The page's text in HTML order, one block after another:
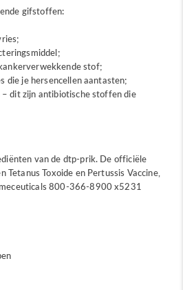
gifstoffen:
stof;
die je hersencellen aantasten;
dit zijn antibiotische stoffen die
van de dtp-prik. De officiële
Tetanus Toxoide en Pertussis Vaccine,
800-366-8900 x5231